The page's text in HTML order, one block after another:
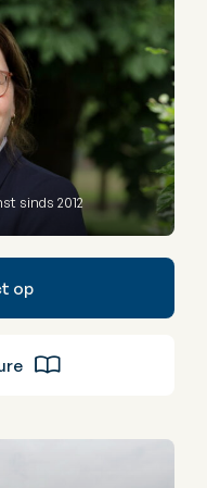
sinds 2012
op